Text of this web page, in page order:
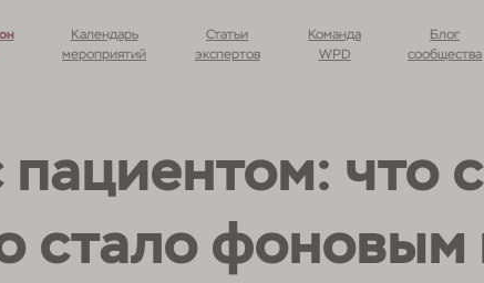
Команда
WPD
Блог
сообщества
Статьи
экспертов
Календарь
мероприятий
что
стало